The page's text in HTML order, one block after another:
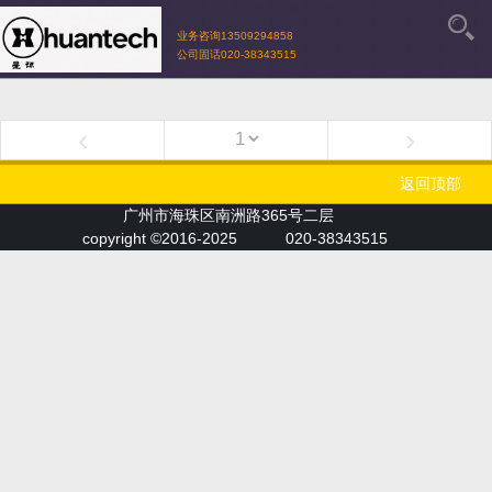
业务咨询13509294858
公司固话020-38343515
‹ ›
返回顶部
广州市海珠区南洲路365号二层
copyright ©2016-2025
020-38343515